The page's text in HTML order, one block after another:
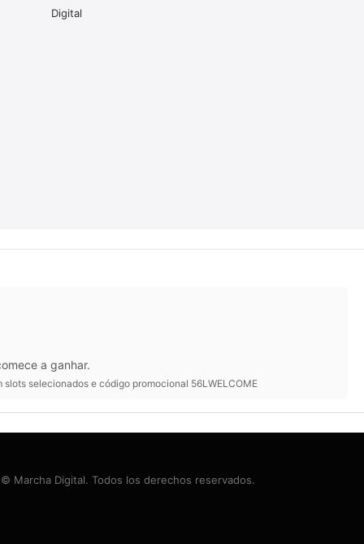
Digital
a ganhar.
selecionados e código promocional 56LWELCOME
© Marcha Digital. Todos los derechos reservados.